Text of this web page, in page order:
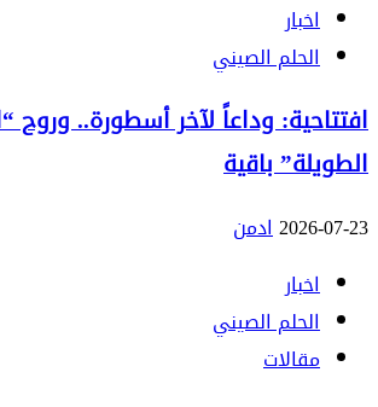
اخبار
الحلم الصيني
افتتاحية: وداعاً لآخر أسطورة.. وروح
الطويلة” باقية
2026-07-23ادمن
اخبار
الحلم الصيني
مقالات